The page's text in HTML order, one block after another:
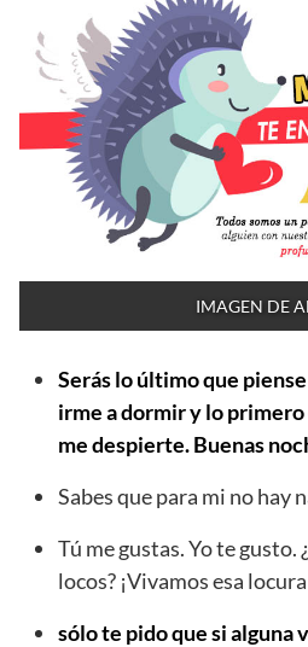
IMAGEN DE
Serás lo último que
irme a dormir y lo
me despierte. Buenas
Sabes que para mi no hay
Tú me gustas. Yo te gusto.
locos? ¡Vivamos esa
sólo te pido que si alguna